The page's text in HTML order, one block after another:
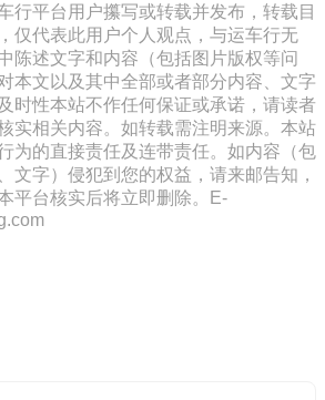
行平台用户攥写或转载并发布，转载目
仅代表此用户个人观点，与运车行无
陈述文字和内容（包括图片版权等问
本文以及其中全部或者部分内容、文字
时性本站不作任何保证或承诺，请读者
实相关内容。如转载需注明来源。本站
为的直接责任及连带责任。如内容（包
文字）侵犯到您的权益，请来邮告知，
平台核实后将立即删除。E-